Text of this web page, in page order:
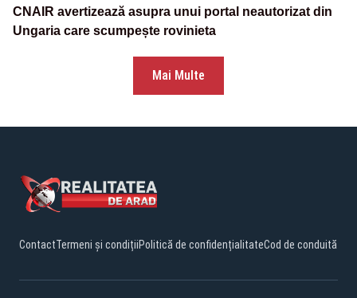
CNAIR avertizează asupra unui portal neautorizat din
Ungaria care scumpește rovinieta
Mai Multe
ContactTermeni și condițiiPolitică de confidențialitateCod de conduită